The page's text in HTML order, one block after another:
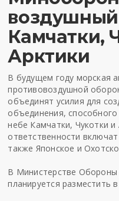
Камчатки,
Арктики
В будущем году морская
противовоздушной
объединят усилия для
объединения,
небе Камчатки, Чукотки и
ответственности
также Японское и
В Министерстве
планируется разместить